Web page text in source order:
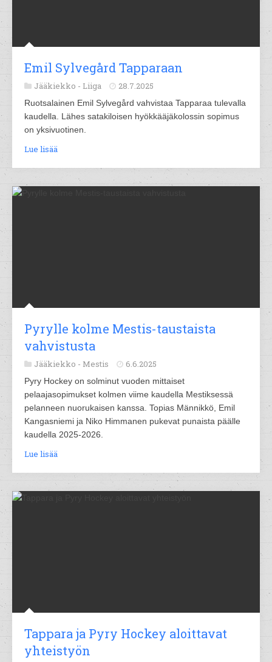
Emil Sylvegård Tapparaan
Jääkiekko - Liiga 28.7.2025
Ruotsalainen Emil Sylvegård vahvistaa Tapparaa tulevalla
kaudella. Lähes satakiloisen hyökkääjäkolossin sopimus
on yksivuotinen.
Lue lisää
Pyrylle kolme Mestis-taustaista
vahvistusta
Jääkiekko - Mestis 6.6.2025
Pyry Hockey on solminut vuoden mittaiset
pelaajasopimukset kolmen viime kaudella Mestiksessä
pelanneen nuorukaisen kanssa. Topias Männikkö, Emil
Kangasniemi ja Niko Himmanen pukevat punaista päälle
kaudella 2025-2026.
Lue lisää
Tappara ja Pyry Hockey aloittavat
yhteistyön